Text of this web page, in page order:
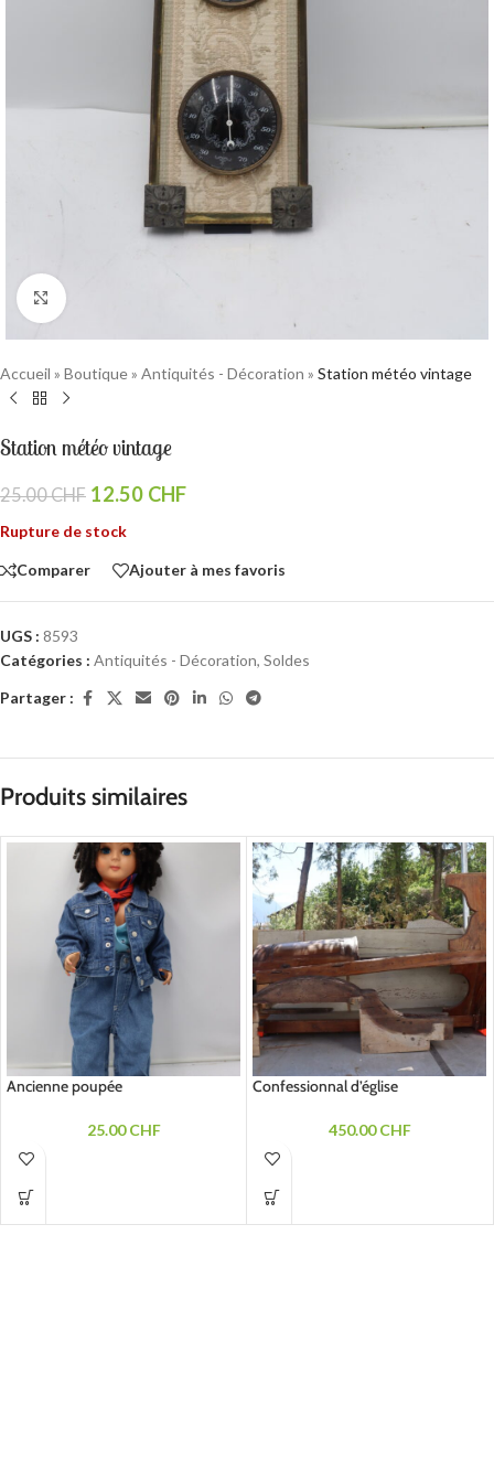
Cliquez pour agrandir
Accueil » Boutique» Antiquités - Décoration » Station météo vintage
Station météo vintage
25.00CHF 12.50 CHF
Rupture de stock
Comparer Ajouter à mes favoris
UGS : 8593
Catégories : Antiquités - Décoration, Soldes
Partager :
Produits similaires
Ancienne poupée
25.00CHF
Confessionnal d’église
450.00CHF